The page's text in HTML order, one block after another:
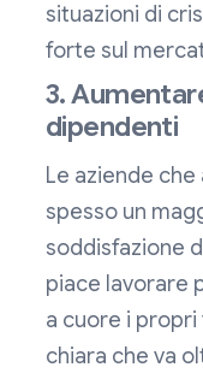
situazioni di
forte sul
3.
dipendenti
Le aziende
spesso un
soddisfazione
piace lavorare
a cuore i propri
chiara che va